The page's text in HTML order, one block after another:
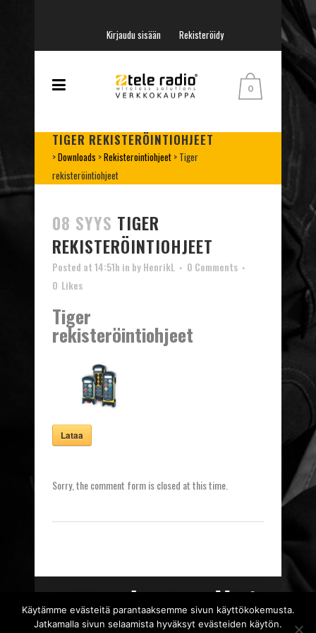
Kirjaudu sisään Rekisteröidy
0
TIGER REKISTERÖINTIOHJEET
>Downloads >Rekisterointiohjeet > Tiger
rekisteröintiohjeet
08 SYYS TIGER
REKISTERÖINTIOHJEET
Posted at 14:51h in byHenrikL
0 Comments
0 Likes
Tiger
rekisteröintiohjeet
Lataa
Sorry, the comment form is closed at this time.
Käytämme evästeitä parantaaksemme sivun käyttökokemusta.
Jatkamalla sivun selaamista hyväksyt evästeiden käytön.